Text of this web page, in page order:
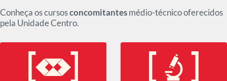
Conheça os cursosconcomitantesmédio-técnico oferecidos
pela Unidade Centro.